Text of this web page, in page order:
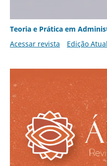
Teoria e Prática em
Acessar revista
Edição Atual